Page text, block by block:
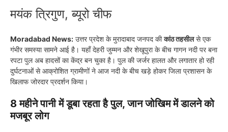
मयंक त्रिगुण, ब्यूरो चीफ
Moradabad News: उत्तर प्रदेश के मुरादाबाद जनपद कीकांठ तहसीलसे एक
गंभीर समस्या सामने आई है। यहाँ देहरी जुम्मन और शेखूपुरा के बीच गागन नदी पर बना
रपटा पुल अब हादसों का केंद्र बन चुका है। पुल की जर्जर हालत और लगातार हो रही
दुर्घटनाओं से आक्रोशित ग्रामीणों ने आज नदी के बीच खड़े होकर जिला प्रशासन के
खिलाफ जोरदार प्रदर्शन किया।
8 महीने पानी में डूबा रहता है पुल, जान जोखिम में डालने को
मजबूर लोग